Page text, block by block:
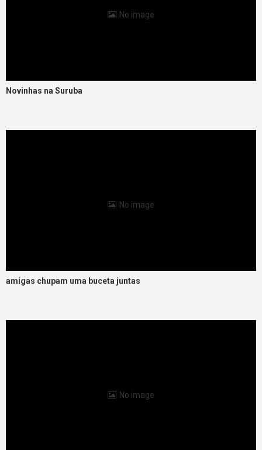
No image
Novinhas na Suruba
No image
amigas chupam uma buceta juntas
No image